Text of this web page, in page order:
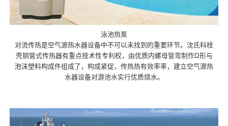
泳池热泵
对流传热是空气源热水器设备中不可以未找到的重要环节。沈氏科枝
壳铜管式传热器有重点技术性专利权，由优质内螺母管弯制作Ω形与
泡沫塑料构成件组成了，构成紧促，传热热有效率率，建立空气源热
水器设备对游池水实行优质烧水。